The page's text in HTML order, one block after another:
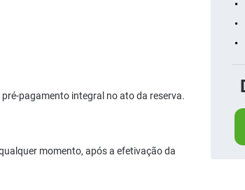
pagamento integral no ato da reserva.
momento, após a efetivação da